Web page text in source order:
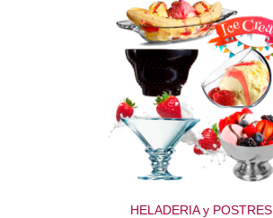
HELADERIA y POSTRES